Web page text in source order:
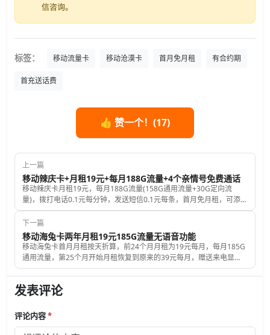
信咨询。
标签： 移动流量卡 移动沧漠卡 首月免月租 有合约期
首充送话费
👍 赞一个！(17)
上一篇
移动辣庆卡+月租19元+每月188G流量+4个亲情号免费通话
移动辣庆卡月租19元，每月188G流量(158G通用流量+30G定向流
量)，拨打电话0.1元每分钟，发送短信0.1元每条，首月免月租，可添加
3个亲情号免费通话，首次充值50元再送120元话费
下一篇
移动海兔卡两年月租19元185G流量无语音功能
移动海兔卡首月月租按天折算，前24个月月租为19元每月，每月185G
通用流量，第25个月开始月租恢复到原来的39元每月，赠送来电显
示，有2年的合约期，合约期不能注销，此卡没有语音功能，无法拨打
和接听电话，归属地和号码都是随机的
发表评论
评论内容*